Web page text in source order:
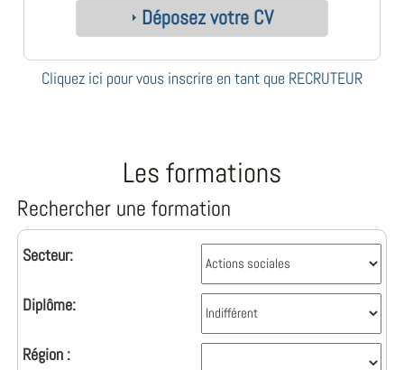
Déposez votre CV
Cliquez ici pour vous inscrire en tant que RECRUTEUR
Les formations
Rechercher une formation
Secteur:
Diplôme:
Région :